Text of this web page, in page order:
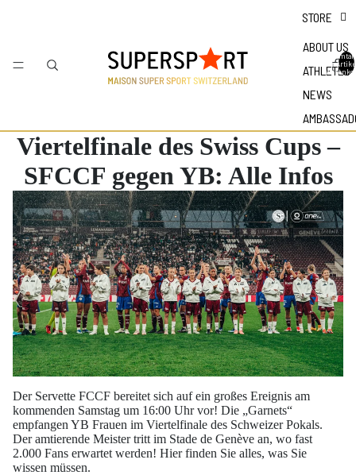
STORE
ABOUT US
ATHLETES
NEWS
der
Viertelfinale des Swiss Cups –
SFCCF gegen YB: Alle Infos
Der Servette FCCF bereitet sich auf ein großes Ereignis am
kommenden Samstag um 16:00 Uhr vor! Die „Garnets“
empfangen YB Frauen im Viertelfinale des Schweizer Pokals.
Der amtierende Meister tritt im Stade de Genève an, wo fast
2.000 Fans erwartet werden! Hier finden Sie alles, was Sie
wissen müssen.